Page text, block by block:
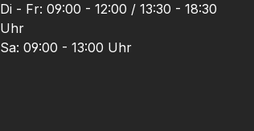
Di - Fr: 09:00 - 12:00 / 13:30 - 18:30
Uhr
Sa: 09:00 - 13:00 Uhr